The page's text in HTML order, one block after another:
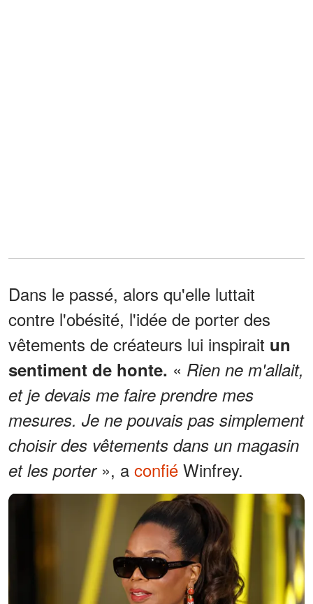
Dans le passé, alors qu'elle luttait
contre l'obésité, l'idée de porter des
vêtements de créateurs lui inspirait un
sentiment de honte. « Rien ne m'allait,
et je devais me faire prendre mes
mesures. Je ne pouvais pas simplement
choisir des vêtements dans un magasin
et les porter», a confié Winfrey.